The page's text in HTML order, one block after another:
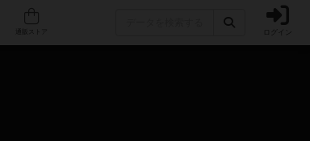
人気ボードゲーム ログイン